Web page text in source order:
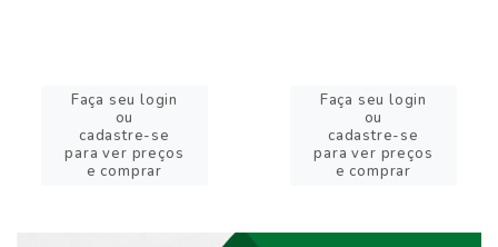
Faça seu login
ou
cadastre-se
para ver preços
e comprar
Faça seu login
ou
cadastre-se
para ver preços
e comprar